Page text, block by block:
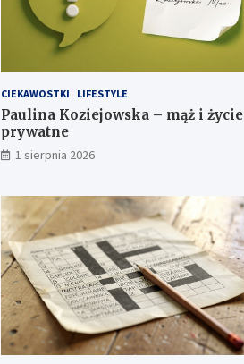
CIEKAWOSTKI LIFESTYLE
Paulina Koziejowska – mąż i życie
prywatne
1 sierpnia 2026